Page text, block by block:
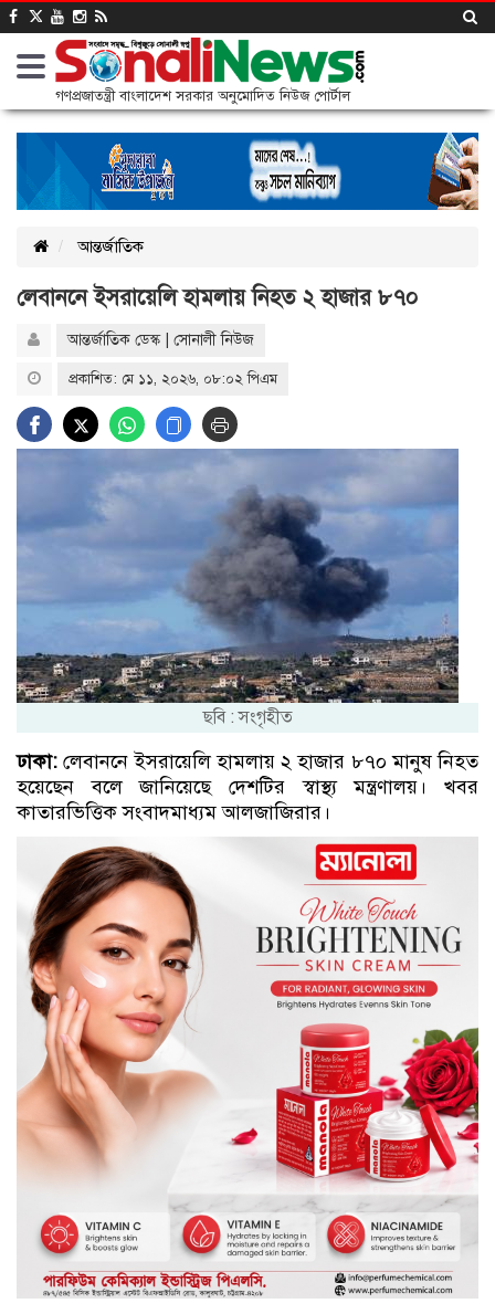
গণপ্রজাতন্ত্রী বাংলাদেশ সরকার অনুমোদিত নিউজ পোর্টাল
আন্তর্জাতিক
লেবাননে ইসরায়েলি হামলায় নিহত ২ হাজার ৮৭০
আন্তর্জাতিক ডেস্ক | সোনালী নিউজ
প্রকাশিত: মে ১১, ২০২৬, ০৮:০২ পিএম
ছবি : সংগৃহীত
ঢাকা: লেবাননে ইসরায়েলি হামলায় ২ হাজার ৮৭০ মানুষ নিহত
হয়েছেন বলে জানিয়েছে দেশটির স্বাস্থ্য মন্ত্রণালয়। খবর
কাতারভিত্তিক সংবাদমাধ্যম আলজাজিরার।